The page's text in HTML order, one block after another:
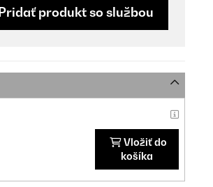
Pridať produkt so službou
Vložiť do
košíka